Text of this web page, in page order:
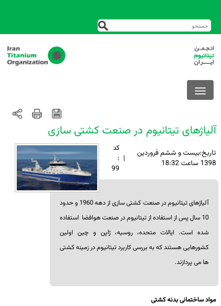
آلیاژهای تیتانیوم در صنعت کشتی سازی
تاريخ:بيست و ششم فروردين
1398 ساعت 18:32
|
کد
:
99
آلیاژهای تیتانیوم در صنعت کشتی سازی از دهه 1960 و حدود
10 سال پس از استفاده از تیتانیوم در صنعت هوافضا استفاده
شده است. ایالات متحده، روسیه، ژاپن و چین اولین
کشورهایی هستند که به بررسی کاربرد تیتانیوم در زمینه کشتی
ها می پردازند.
مواد ساختمانی بدنه کشتی